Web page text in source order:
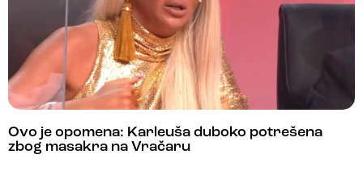
Ovo je opomena: Karleuša duboko potrešena
zbog masakra na Vračaru